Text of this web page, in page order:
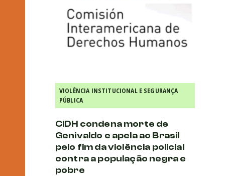
VIOLÊNCIA INSTITUCIONAL E SEGURANÇA
PÚBLICA
CIDH condena morte de
Genivaldo e apela ao Brasil
pelo fim da violência policial
contra a população negra e
pobre